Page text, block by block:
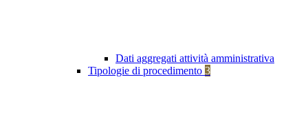
Dati aggregati attività amministrativa
Tipologie di procedimento 3